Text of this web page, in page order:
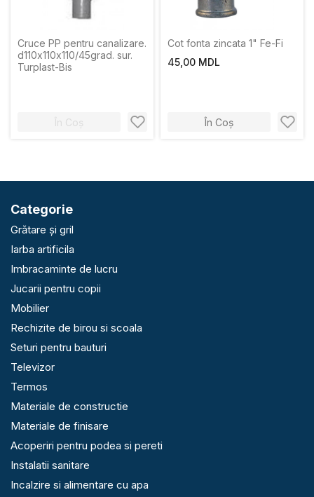
Cruce PP pentru canalizare.
d110х110х110/45grad. sur.
Turplast-Bis
În Coș
Cot fonta zincata 1" Fe-Fi
45,00 MDL
În Coș
Categorie
Grătare și gril
Iarba artificila
Imbracaminte de lucru
Jucarii pentru copii
Mobilier
Rechizite de birou si scoala
Seturi pentru bauturi
Televizor
Termos
Materiale de constructie
Materiale de finisare
Acoperiri pentru podea si pereti
Instalatii sanitare
Incalzire si alimentare cu apa